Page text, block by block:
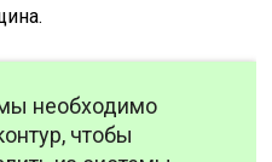
необходимо
чтобы